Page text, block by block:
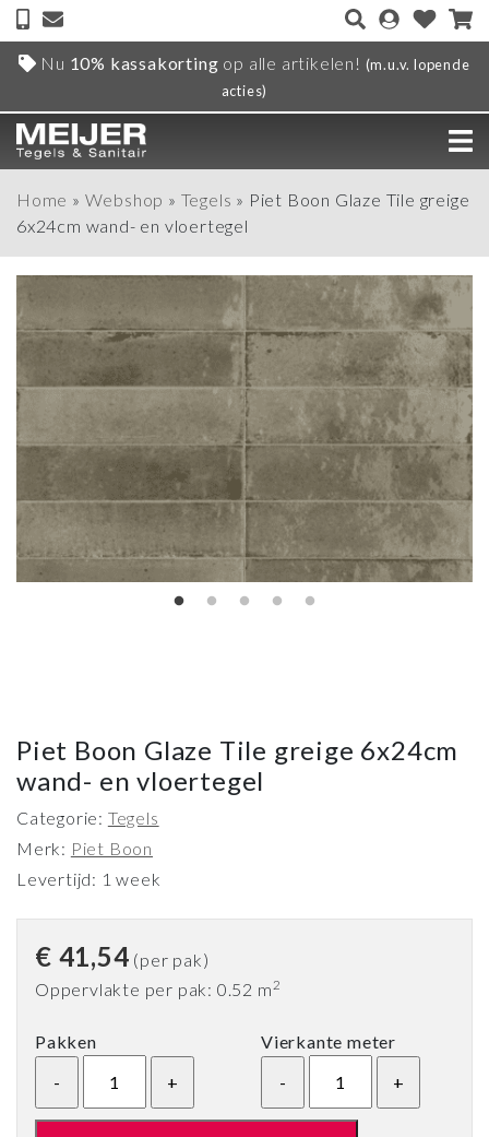
Nu 10% kassakorting op alle artikelen! (m.u.v. lopende
acties)
Home » Webshop » Tegels » Piet Boon Glaze Tile greige
6x24cm wand- en vloertegel
Piet Boon Glaze Tile greige 6x24cm
wand- en vloertegel
Categorie: Tegels
Merk: Piet Boon
Levertijd: 1 week
€ 41,54 (per pak)
Oppervlakte per pak: 0.52 m2
Pakken Vierkante meter